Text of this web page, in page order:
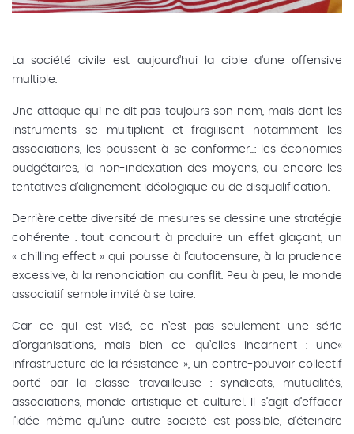
La société civile est aujourd’hui la cible d’une offensive
multiple.
Une attaque qui ne dit pas toujours son nom, mais dont les
instruments se multiplient et fragilisent notamment les
associations, les poussent à se conformer...: les économies
budgétaires, la non-indexation des moyens, ou encore les
tentatives d’alignement idéologique ou de disqualification.
Derrière cette diversité de mesures se dessine une stratégie
cohérente : tout concourt à produire un effet glaçant, un
« chilling effect » qui pousse à l’autocensure, à la prudence
excessive, à la renonciation au conflit. Peu à peu, le monde
associatif semble invité à se taire.
Car ce qui est visé, ce n’est pas seulement une série
d’organisations, mais bien ce qu’elles incarnent : une«
infrastructure de la résistance », un contre-pouvoir collectif
porté par la classe travailleuse : syndicats, mutualités,
associations, monde artistique et culturel. Il s’agit d’effacer
l’idée même qu’une autre société est possible, d’éteindre